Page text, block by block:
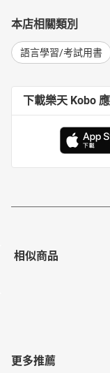
本店相關類別
語言學習/考試用書
下載樂天 Kobo
相似商品
更多推薦